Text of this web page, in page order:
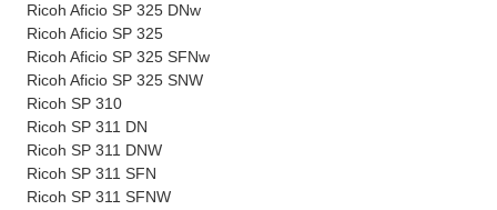
Ricoh Aficio SP 325 DNw
Ricoh Aficio SP 325
Ricoh Aficio SP 325 SFNw
Ricoh Aficio SP 325 SNW
Ricoh SP 310
Ricoh SP 311 DN
Ricoh SP 311 DNW
Ricoh SP 311 SFN
Ricoh SP 311 SFNW